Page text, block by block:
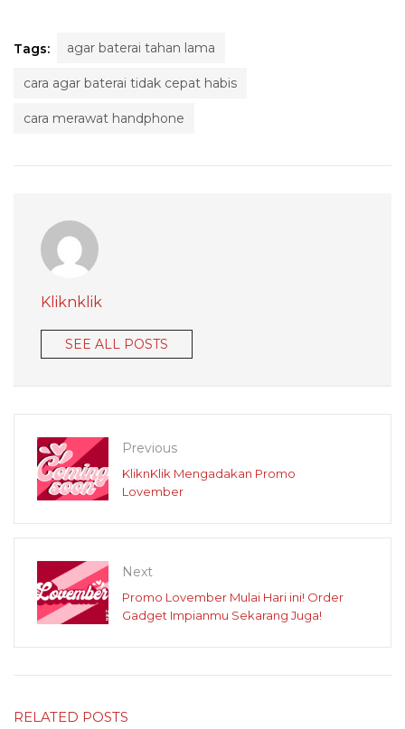
Tags: agar baterai tahan lama
cara agar baterai tidak cepat habis
cara merawat handphone
Kliknklik
SEE ALL POSTS
Previous
KliknKlik Mengadakan Promo
Lovember
Next
Promo Lovember Mulai Hari ini! Order
Gadget Impianmu Sekarang Juga!
RELATED POSTS